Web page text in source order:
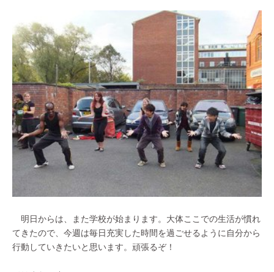
明日からは、また学校が始まります。大体ここでの生活が慣れ
てきたので、今週は毎日充実した時間を過ごせるように自分から
行動していきたいと思います。頑張るぞ！